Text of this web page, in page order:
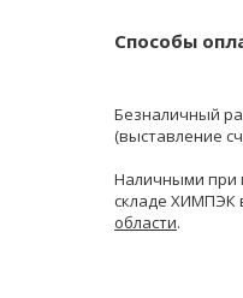
Способы
Безналичный
(выставление
Наличными при
складе ХИМПЭК
области.